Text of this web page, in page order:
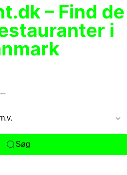
– Find de
i
Søg